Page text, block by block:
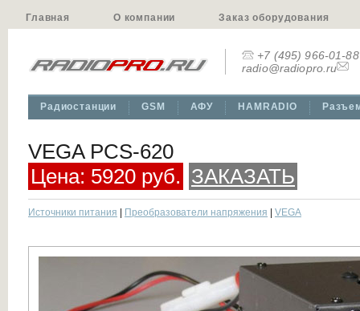
Главная О компании Заказ оборудования
+7 (495) 966-01-88
radio@radiopro.ru
Радиостанции GSM АФУ HAMRADIO
VEGA PCS-620
Цена: 5920 руб. ЗАКАЗАТЬ
Источники питания Преобразователи напряжения VEGA